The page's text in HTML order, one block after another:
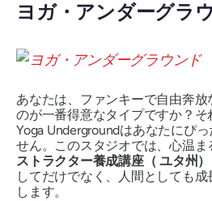
ヨガ・アンダーグラ
あなたは、ファンキーで自由奔
のが一番得意なタイプですか？そ
Yoga Undergroundはあなたにぴ
せん。このスタジオでは、心温ま
ストラクター養成講座（ ユタ州）
してだけでなく、人間としても成
します。